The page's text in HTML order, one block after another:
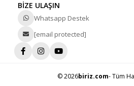
BİZE ULAŞIN
Whatsapp Destek
[email protected]
© 2026biriz.com- Tüm